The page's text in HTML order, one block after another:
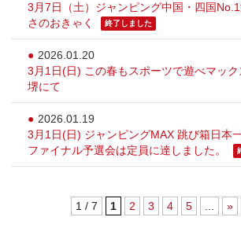
3月7日（土）ジャンピング中国・四国
さのおきゃく
終了しました
2026.01.20
3月1日(日) この春もスポーツで遊べマック
堺にて
2026.01.19
3月1日(日) ジャンピングMAX 跳び箱日本
ファイナル予選会は定員に達しました。
1 / 7 1 2 3 4 5 »